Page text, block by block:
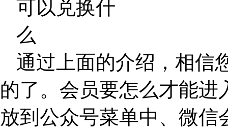
通过上面的介绍，相信
的了。会员要怎么才能
放到公众号菜单中、微